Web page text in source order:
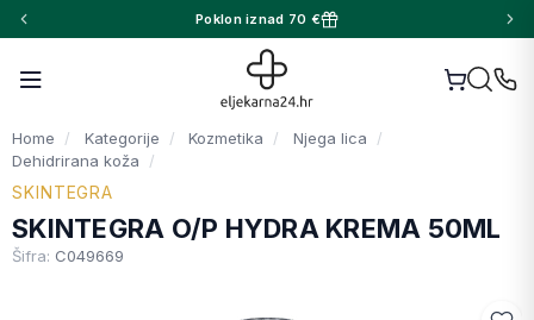
Poklon iznad 70 €
Home Kategorije Kozmetika
Njega lica
Dehidrirana koža
SKINTEGRA
SKINTEGRA O/P HYDRA KREMA 50ML
Šifra: C049669